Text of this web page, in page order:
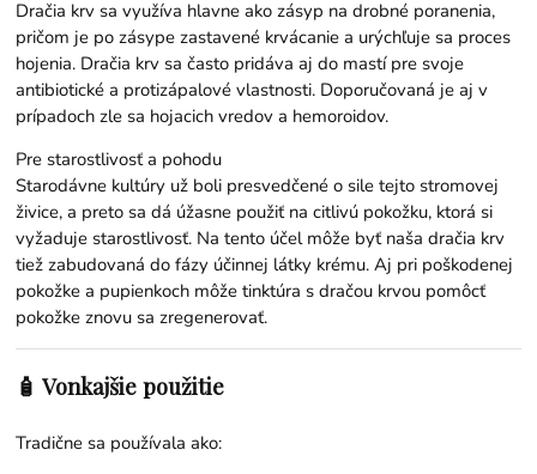
Dračia krv sa využíva hlavne ako zásyp na drobné poranenia,
pričom je po zásype zastavené krvácanie a urýchľuje sa proces
hojenia. Dračia krv sa často pridáva aj do mastí pre svoje
antibiotické a protizápalové vlastnosti. Doporučovaná je aj v
prípadoch zle sa hojacich vredov a hemoroidov.
Pre starostlivosť a pohodu
Starodávne kultúry už boli presvedčené o sile tejto stromovej
živice, a preto sa dá úžasne použiť na citlivú pokožku, ktorá si
vyžaduje starostlivosť. Na tento účel môže byť naša dračia krv
tiež zabudovaná do fázy účinnej látky krému. Aj pri poškodenej
pokožke a pupienkoch môže tinktúra s dračou krvou pomôcť
pokožke znovu sa zregenerovať.
🧴 Vonkajšie použitie
Tradične sa používala ako: